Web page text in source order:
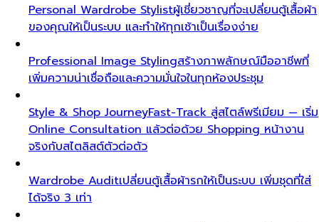
Personal Wardrobe Stylistผู้เชี่ยวชาญที่จะเปลี่ยนตู้เสื้อผ้า
ของคุณให้เป็นระบบ และทำให้ทุกเช้าเป็นเรื่องง่าย
Professional Image Stylingสร้างภาพลักษณ์มืออาชีพที่
เพิ่มความน่าเชื่อถือและความมั่นใจในทุกห้องประชุม
Style & Shop JourneyFast-Track สู่สไตล์พรีเมียม — เริ่ม
Online Consultation แล้วต่อด้วย Shopping หน้างาน
จริงกับสไตลิสต์ตัวต่อตัว
Wardrobe Auditเปลี่ยนตู้เสื้อผ้ารกให้เป็นระบบ เพิ่มชุดที่ใส่
ได้จริง 3 เท่า